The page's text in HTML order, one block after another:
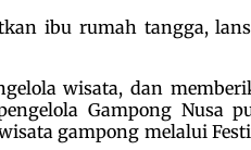
ibu rumah tangga,
wisata, dan
Gampong Nusa
gampong melalui